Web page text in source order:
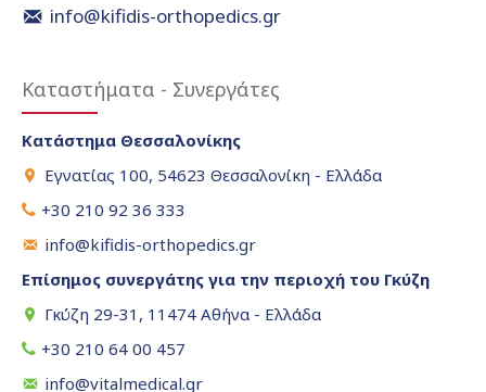
info@kifidis-orthopedics.gr
Καταστήματα - Συνεργάτες
Κατάστημα Θεσσαλονίκης
Εγνατίας 100, 54623 Θεσσαλονίκη - Ελλάδα
+30 210 92 36 333
info@kifidis-orthopedics.gr
Επίσημος συνεργάτης για την περιοχή του Γκύζη
Γκύζη 29-31, 11474 Αθήνα - Ελλάδα
+30 210 64 00 457
info@vitalmedical.gr